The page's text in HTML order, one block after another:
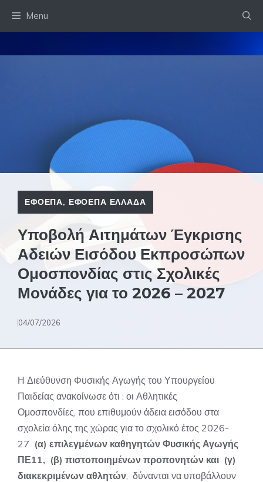
Menu
ΕΦΟΕΠΑ, ΕΦΟΕΠΑ ΕΛΛΑΔΑ
Υποβολή Αιτημάτων Έγκρισης
Αδειών Εισόδου Εκπροσώπων
Ομοσπονδίας στις Σχολικές
Μονάδες για το 2026 – 2027
04/07/2026
Η Διεύθυνση Φυσικής Αγωγής του Υπουργείου
Παιδείας ανακοίνωσε ότι : οι Αθλητικές
Ομοσπονδίες, που επιθυμούν άδεια εισόδου στα
σχολεία όλης της χώρας για το σχολικό έτος 2026-
27 (α) επιλεγμένων καθηγητών Φυσικής Αγωγής
ΠΕ11, (β) πιστοποιημένων προπονητών και (γ)
διακεκριμένων αθλητών, δύνανται να υποβάλλουν